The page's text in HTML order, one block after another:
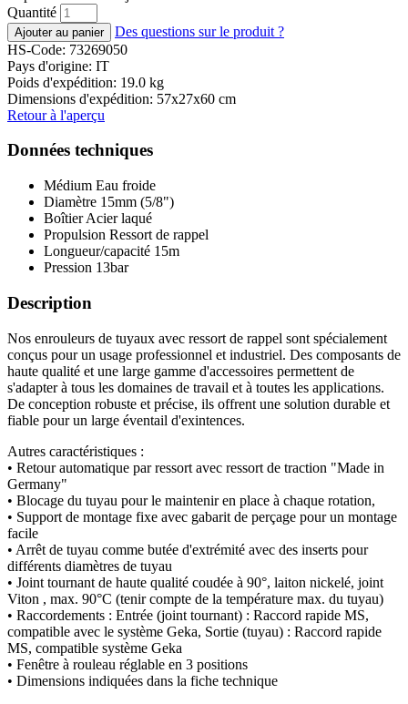
Quantité
Des questions sur le produit ?
HS-Code: 73269050
Pays d'origine: IT
Poids d'expédition: 19.0 kg
Dimensions d'expédition: 57x27x60 cm
Retour à l'aperçu
Données techniques
Médium Eau froide
Diamètre 15mm (5/8")
Boîtier Acier laqué
Propulsion Ressort de rappel
Longueur/capacité 15m
Pression 13bar
Description
Nos enrouleurs de tuyaux avec ressort de rappel sont spécialement
conçus pour un usage professionnel et industriel. Des composants de
haute qualité et une large gamme d'accessoires permettent de
s'adapter à tous les domaines de travail et à toutes les applications.
De conception robuste et précise, ils offrent une solution durable et
fiable pour un large éventail d'exintences.
Autres caractéristiques :
• Retour automatique par ressort avec ressort de traction "Made in
Germany"
• Blocage du tuyau pour le maintenir en place à chaque rotation,
• Support de montage fixe avec gabarit de perçage pour un montage
facile
• Arrêt de tuyau comme butée d'extrémité avec des inserts pour
différents diamètres de tuyau
• Joint tournant de haute qualité coudée à 90°, laiton nickelé, joint
Viton , max. 90°C (tenir compte de la température max. du tuyau)
• Raccordements : Entrée (joint tournant) : Raccord rapide MS,
compatible avec le système Geka, Sortie (tuyau) : Raccord rapide
MS, compatible système Geka
• Fenêtre à rouleau réglable en 3 positions
• Dimensions indiquées dans la fiche technique